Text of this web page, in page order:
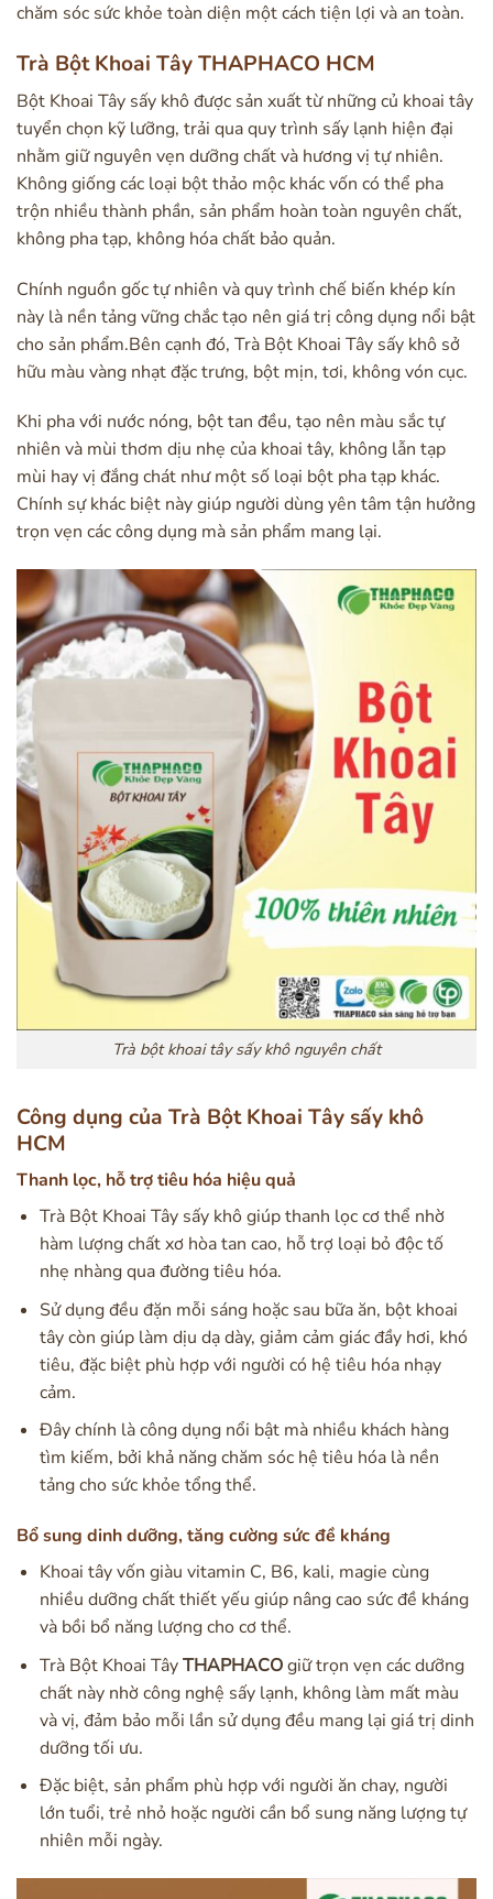
chăm sóc sức khỏe toàn diện một cách tiện lợi và an toàn.
Trà Bột Khoai Tây THAPHACO HCM
Bột Khoai Tây sấy khô được sản xuất từ những củ khoai tây
tuyển chọn kỹ lưỡng, trải qua quy trình sấy lạnh hiện đại
nhằm giữ nguyên vẹn dưỡng chất và hương vị tự nhiên.
Không giống các loại bột thảo mộc khác vốn có thể pha
trộn nhiều thành phần, sản phẩm hoàn toàn nguyên chất,
không pha tạp, không hóa chất bảo quản.
Chính nguồn gốc tự nhiên và quy trình chế biến khép kín
này là nền tảng vững chắc tạo nên giá trị công dụng nổi bật
cho sản phẩm.Bên cạnh đó, Trà Bột Khoai Tây sấy khô sở
hữu màu vàng nhạt đặc trưng, bột mịn, tơi, không vón cục.
Khi pha với nước nóng, bột tan đều, tạo nên màu sắc tự
nhiên và mùi thơm dịu nhẹ của khoai tây, không lẫn tạp
mùi hay vị đắng chát như một số loại bột pha tạp khác.
Chính sự khác biệt này giúp người dùng yên tâm tận hưởng
trọn vẹn các công dụng mà sản phẩm mang lại.
Trà bột khoai tây sấy khô nguyên chất
Công dụng của Trà Bột Khoai Tây sấy khô
HCM
Thanh lọc, hỗ trợ tiêu hóa hiệu quả
Trà Bột Khoai Tây sấy khô giúp thanh lọc cơ thể nhờ
hàm lượng chất xơ hòa tan cao, hỗ trợ loại bỏ độc tố
nhẹ nhàng qua đường tiêu hóa.
Sử dụng đều đặn mỗi sáng hoặc sau bữa ăn, bột khoai
tây còn giúp làm dịu dạ dày, giảm cảm giác đầy hơi, khó
tiêu, đặc biệt phù hợp với người có hệ tiêu hóa nhạy
cảm.
Đây chính là công dụng nổi bật mà nhiều khách hàng
tìm kiếm, bởi khả năng chăm sóc hệ tiêu hóa là nền
tảng cho sức khỏe tổng thể.
Bổ sung dinh dưỡng, tăng cường sức đề kháng
Khoai tây vốn giàu vitamin C, B6, kali, magie cùng
nhiều dưỡng chất thiết yếu giúp nâng cao sức đề kháng
và bồi bổ năng lượng cho cơ thể.
Trà Bột Khoai TâyTHAPHACOgiữ trọn vẹn các dưỡng
chất này nhờ công nghệ sấy lạnh, không làm mất màu
và vị, đảm bảo mỗi lần sử dụng đều mang lại giá trị dinh
dưỡng tối ưu.
Đặc biệt, sản phẩm phù hợp với người ăn chay, người
lớn tuổi, trẻ nhỏ hoặc người cần bổ sung năng lượng tự
nhiên mỗi ngày.